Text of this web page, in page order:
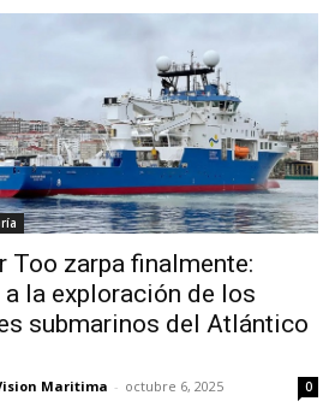
Too zarpa finalmente:
a la exploración de los
submarinos del Atlántico
Maritima - octubre 6, 2025 0